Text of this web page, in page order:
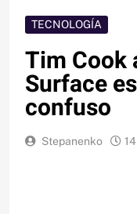
TECNOLOGÍA
Tim Cook
Surface
confuso
Stepanenko